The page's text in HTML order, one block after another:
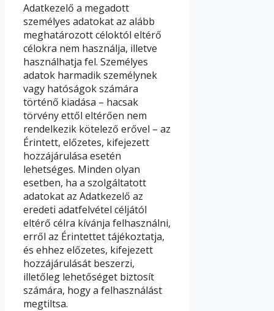
Adatkezelő a megadott
személyes adatokat az alább
meghatározott céloktól eltérő
célokra nem használja, illetve
használhatja fel. Személyes
adatok harmadik személynek
vagy hatóságok számára
történő kiadása – hacsak
törvény ettől eltérően nem
rendelkezik kötelező erővel – az
Érintett, előzetes, kifejezett
hozzájárulása esetén
lehetséges. Minden olyan
esetben, ha a szolgáltatott
adatokat az Adatkezelő az
eredeti adatfelvétel céljától
eltérő célra kívánja felhasználni,
erről az Érintettet tájékoztatja,
és ehhez előzetes, kifejezett
hozzájárulását beszerzi,
illetőleg lehetőséget biztosít
számára, hogy a felhasználást
megtiltsa.